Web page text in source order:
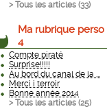
> Tous les articles (33)
Ma rubrique perso
4
Compte piraté
Surprise!!!!!
Au bord du canal de la ...
Merci i terroir
Bonne année 2014
> Tous les articles (25)